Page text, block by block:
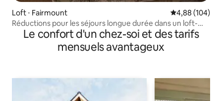
Loft ⋅ Fairmount Évaluation
4,88 (104)
Réductions pour les séjours longue durée dans un loft-
studio privé
Le confort d'un chez-soi et des tarifs
mensuels avantageux